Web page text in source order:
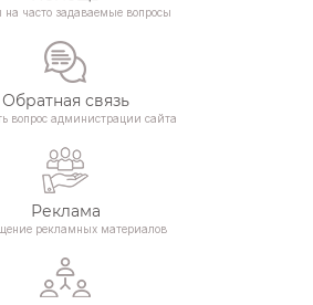
на часто задаваемые вопросы
Обратная связь
вопрос администрации сайта
Реклама
рекламных материалов